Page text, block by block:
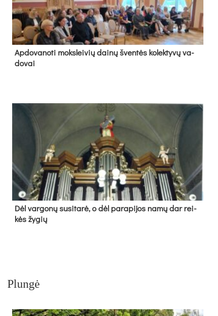
Ap­do­va­no­ti moks­lei­vių dai­nų šven­tės ko­lek­ty­vų va­
do­vai
Dėl var­go­nų su­si­ta­rė, o dėl pa­ra­pi­jos na­mų dar rei­
kės žy­gių
Plungė